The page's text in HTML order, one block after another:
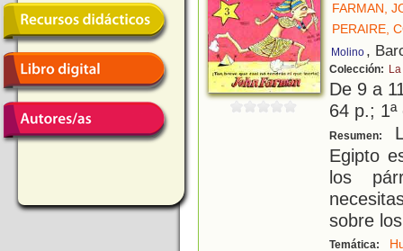
FARMAN,
PERAIRE,
Molino ,
Colección:
De 9 a
64 p.;
Resumen:
Egipto
los
sobre
Temática: